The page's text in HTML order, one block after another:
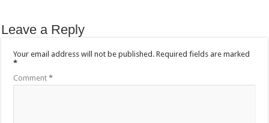
Leave a Reply
Your email address will not be published. Required fields are marked
*
Comment*